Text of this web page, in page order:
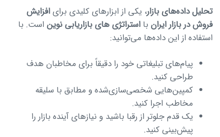
تحلیل داده‌های بازار، یکی از ابزارهای کلیدی برایافزایش
فروش در بازار ایران با استراتژی های بازاریابی نوین است. با
استفاده از این داده‌ها می‌توانید:
پیام‌های تبلیغاتی خود را دقیقاً برای مخاطبان هدف
طراحی کنید.
کمپین‌هایی شخصی‌سازی‌شده و مطابق با سلیقه
مخاطب اجرا کنید.
یک قدم جلوتر از رقبا باشید و نیازهای آینده بازار را
پیش‌بینی کنید.